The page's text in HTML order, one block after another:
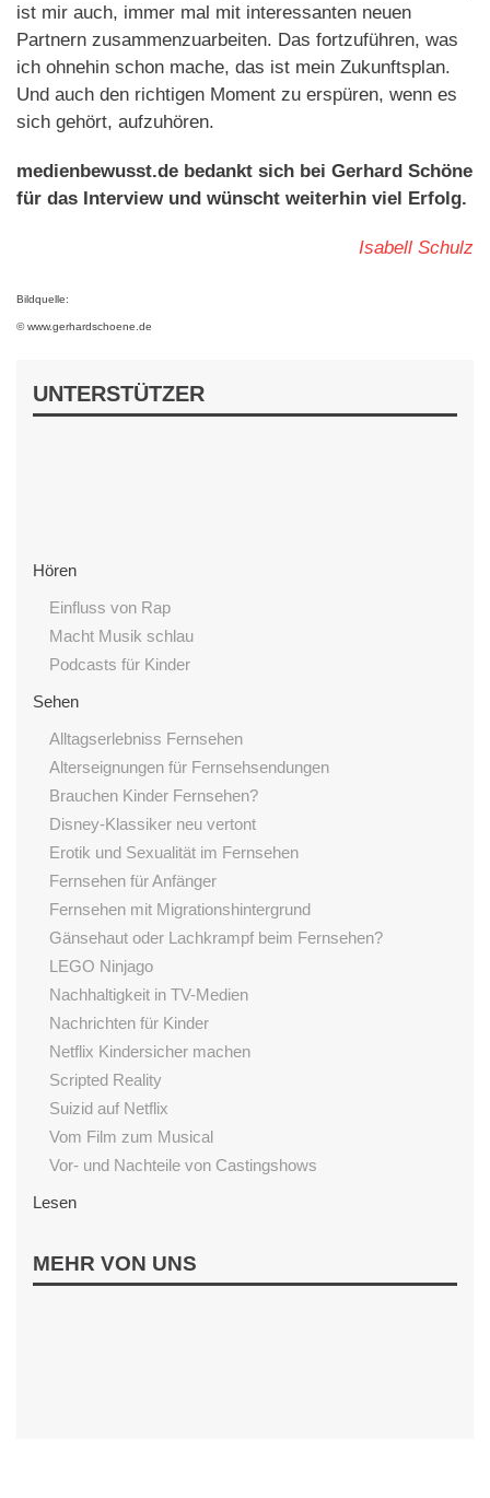
ist mir auch, immer mal mit interessanten neuen
Partnern zusammenzuarbeiten. Das fortzuführen, was
ich ohnehin schon mache, das ist mein Zukunftsplan.
Und auch den richtigen Moment zu erspüren, wenn es
sich gehört, aufzuhören.
medienbewusst.de bedankt sich bei Gerhard Schöne
für das Interview und wünscht weiterhin viel Erfolg.
Isabell Schulz
Bildquelle:
© www.gerhardschoene.de
UNTERSTÜTZER
Hören
Einfluss von Rap
Macht Musik schlau
Podcasts für Kinder
Sehen
Alltagserlebniss Fernsehen
Alterseignungen für Fernsehsendungen
Brauchen Kinder Fernsehen?
Disney-Klassiker neu vertont
Erotik und Sexualität im Fernsehen
Fernsehen für Anfänger
Fernsehen mit Migrationshintergrund
Gänsehaut oder Lachkrampf beim Fernsehen?
LEGO Ninjago
Nachhaltigkeit in TV-Medien
Nachrichten für Kinder
Netflix Kindersicher machen
Scripted Reality
Suizid auf Netflix
Vom Film zum Musical
Vor- und Nachteile von Castingshows
Lesen
Einfluss von Vorlesen
MEHR VON UNS